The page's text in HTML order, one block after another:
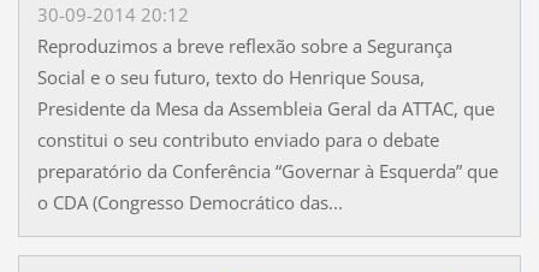
30-09-2014 20:12
Reproduzimos a breve reflexão sobre a Segurança
Social e o seu futuro, texto do Henrique Sousa,
Presidente da Mesa da Assembleia Geral da ATTAC, que
constitui o seu contributo enviado para o debate
preparatório da Conferência “Governar à Esquerda” que
o CDA (Congresso Democrático das...